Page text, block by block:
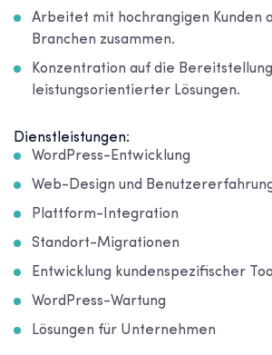
Arbeitet mit hochrangigen Kunden
Branchen zusammen.
Konzentration auf die
leistungsorientierter Lösungen.
Dienstleistungen:
WordPress-Entwicklung
Web-Design und
Plattform-Integration
Standort-Migrationen
Entwicklung kundenspezifischer
WordPress-Wartung
Lösungen für Unternehmen